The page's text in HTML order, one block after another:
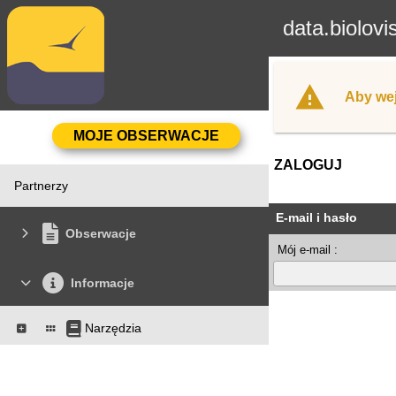
Partnerzy
Obserwacje
Informacje
Narzędzia
Aby
ZALOGUJ
E-mail i hasło
Mój e-mail :